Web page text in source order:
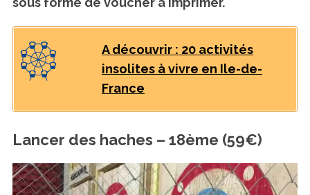
A découvrir : 20 activités
insolites à vivre en Ile-de-
France
Lancer des haches – 18ème (59€)